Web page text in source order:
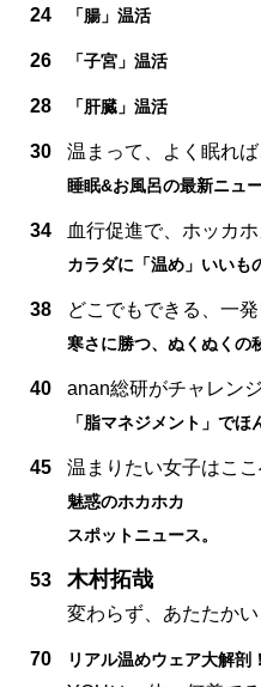
24 「腸」温活
26 「子宮」温活
28 「肝臓」温活
30 温まって、よく眠れ
睡眠&お風呂の最新ニュ
34 血行促進で、ホッカホ
カラダに「温め」いいも
38 どこでもできる、一発
寒さに勝つ、ぬくぬくの
40 anan総研がチャレンジ
「脂マネジメント」でほ
45 温まりたい女子はここ
魅惑のホカホカ
スポットニュース。
53 木村拓哉
変わらず、あたたかい
70 リアル温めウェア大解剖！